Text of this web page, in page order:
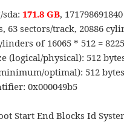
sda:171.8 GB,
63 sectors/track, 20886
of 16065 * 512 =
(logical/physical): 512
optimal): 512
0x000049b5
Start End Blocks Id